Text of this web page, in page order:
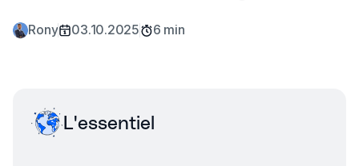
Rony 03.10.2025 6 min
L'essentiel